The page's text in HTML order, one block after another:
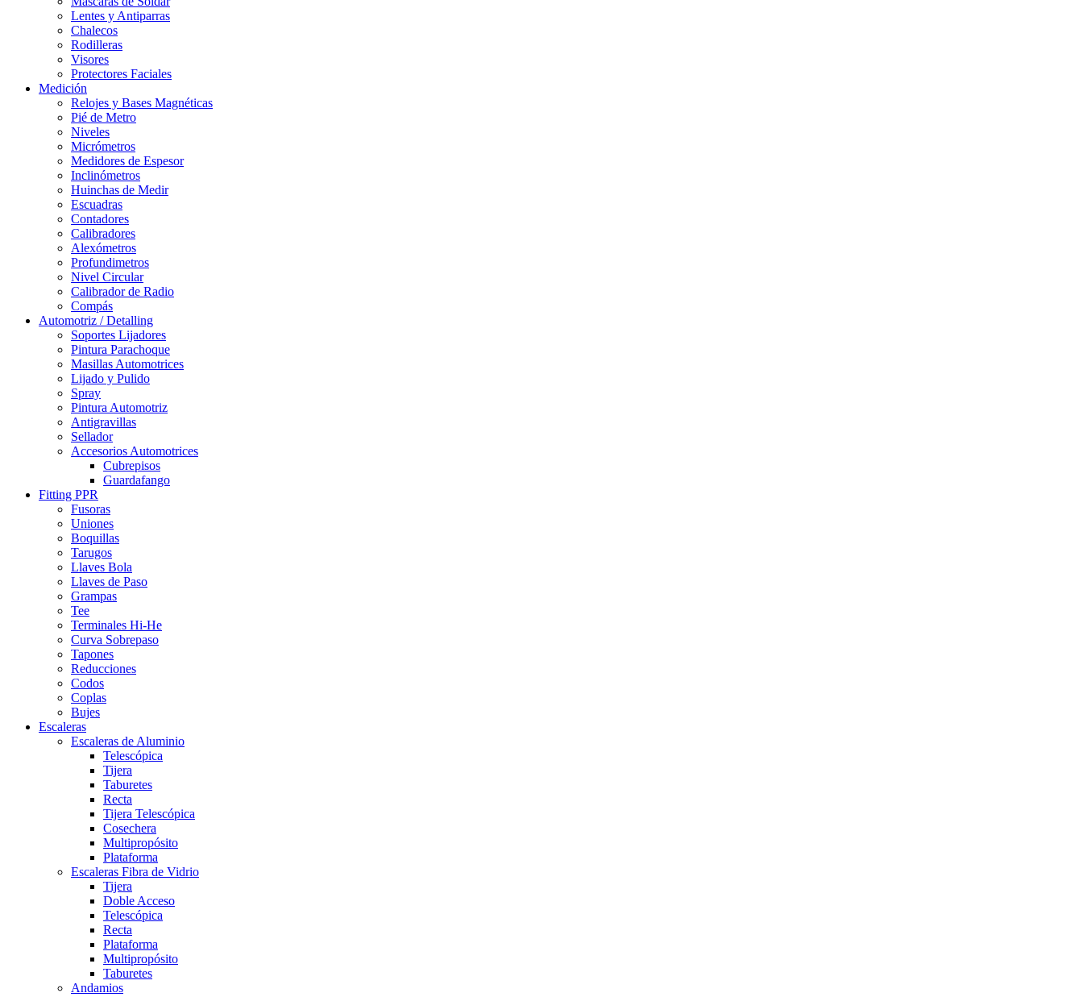
Lentes y Antiparras
Chalecos
Rodilleras
Visores
Protectores Faciales
Medición
Relojes y Bases Magnéticas
Pié de Metro
Niveles
Micrómetros
Medidores de Espesor
Inclinómetros
Huinchas de Medir
Escuadras
Contadores
Calibradores
Alexómetros
Profundimetros
Nivel Circular
Calibrador de Radio
Compás
Automotriz / Detalling
Soportes Lijadores
Pintura Parachoque
Masillas Automotrices
Lijado y Pulido
Spray
Pintura Automotriz
Antigravillas
Sellador
Accesorios Automotrices
Cubrepisos
Guardafango
Fitting PPR
Fusoras
Uniones
Boquillas
Tarugos
Llaves Bola
Llaves de Paso
Grampas
Tee
Terminales Hi-He
Curva Sobrepaso
Tapones
Reducciones
Codos
Coplas
Bujes
Escaleras
Escaleras de Aluminio
Telescópica
Tijera
Taburetes
Recta
Tijera Telescópica
Cosechera
Multipropósito
Plataforma
Escaleras Fibra de Vidrio
Tijera
Doble Acceso
Telescópica
Recta
Plataforma
Multipropósito
Taburetes
Andamios